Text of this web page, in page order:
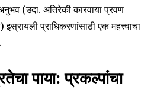
(उदा. अतिरेकी कारवाया प्रवण
इस्रायली प्राधिकरणांसाठी एक महत्त्वाचा
पाया: प्रकल्पांचा